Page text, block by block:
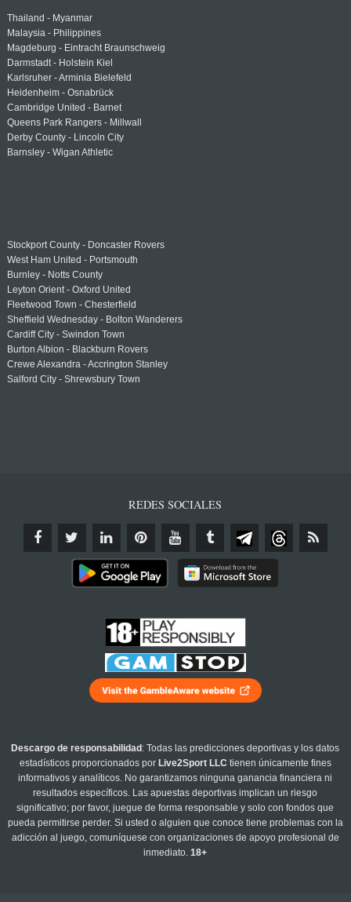
Thailand - Myanmar
Malaysia - Philippines
Magdeburg - Eintracht Braunschweig
Darmstadt - Holstein Kiel
Karlsruher - Arminia Bielefeld
Heidenheim - Osnabrück
Cambridge United - Barnet
Queens Park Rangers - Millwall
Derby County - Lincoln City
Barnsley - Wigan Athletic
Stockport County - Doncaster Rovers
West Ham United - Portsmouth
Burnley - Notts County
Leyton Orient - Oxford United
Fleetwood Town - Chesterfield
Sheffield Wednesday - Bolton Wanderers
Cardiff City - Swindon Town
Burton Albion - Blackburn Rovers
Crewe Alexandra - Accrington Stanley
Salford City - Shrewsbury Town
REDES SOCIALES
Descargo de responsabilidad : Todas las predicciones deportivas y los datos
estadísticos proporcionados por Live2Sport LLC tienen únicamente fines
informativos y analíticos. No garantizamos ninguna ganancia financiera ni
resultados específicos. Las apuestas deportivas implican un riesgo
significativo; por favor, juegue de forma responsable y solo con fondos que
pueda permitirse perder. Si usted o alguien que conoce tiene problemas con la
adicción al juego, comuníquese con organizaciones de apoyo profesional de
inmediato.18+